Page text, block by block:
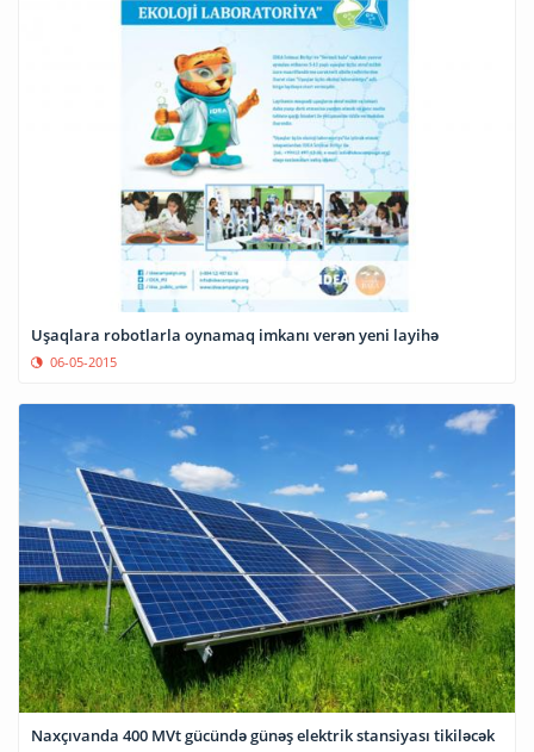
Uşaqlara robotlarla oynamaq imkanı verən yeni layihə
06-05-2015
Naxçıvanda 400 MVt gücündə günəş elektrik stansiyası tikiləcək